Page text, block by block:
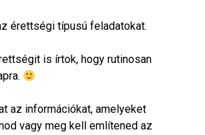
érettségi típusú feladatokat.
is írtok, hogy rutinosan
az információkat, amelyeket
vagy meg kell említened az